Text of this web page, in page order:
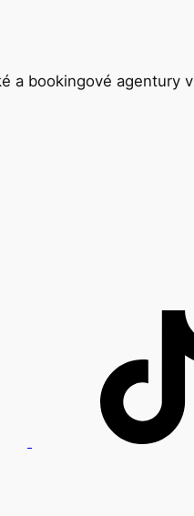
a bookingové agentury